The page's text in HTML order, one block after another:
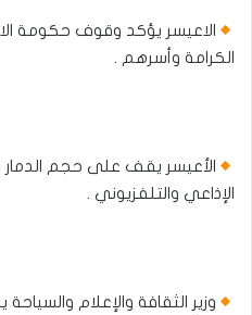
الاعيسر يؤكد وقوف حكومة
الكرامة وأسرهم .
الأعيسر يقف على حجم الدمار
الإذاعي والتلفزيوني .
وزير الثقافة والإعلام